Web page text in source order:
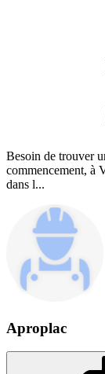
Besoin de trouver
commencement, à
dans l...
Aproplac